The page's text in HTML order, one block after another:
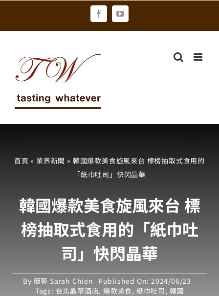
FacebookYouTube
首頁 » 業界新聞 » 韓國爆款美食旋風來台 標榜抽取式食用的
「紙巾吐司」快閃晶華
韓國爆款美食旋風來台 標
榜抽取式食用的「紙巾吐
司」快閃晶華
By 簡藝 Sarah Chien
Published On: 2024/06/23
Tags: 台北晶華酒店, 爆款美食, 紙巾吐司, 韓國